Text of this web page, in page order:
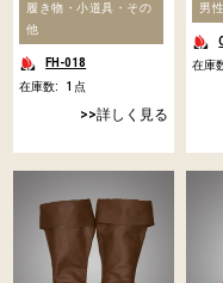
履き物・小道具・その
他
FH-018
在庫数:
1 点
詳しく見る
男
在庫